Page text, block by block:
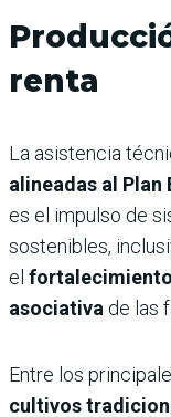
renta
La asistencia
alineadas al
es el impulso de
sostenibles,
el
asociativa de las
Entre los
cultivos